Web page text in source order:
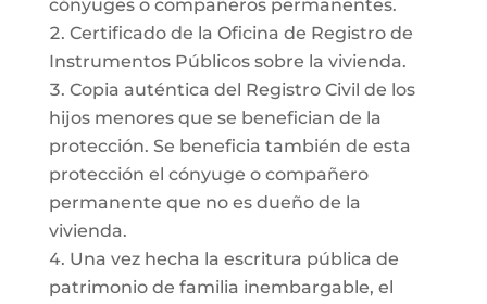
cónyuges o compañeros permanentes.
Certificado de la Oficina de Registro de
Instrumentos Públicos sobre la vivienda.
Copia auténtica del Registro Civil de los
hijos menores que se benefician de la
protección. Se beneficia también de esta
protección el cónyuge o compañero
permanente que no es dueño de la
vivienda.
Una vez hecha la escritura pública de
patrimonio de familia inembargable, el